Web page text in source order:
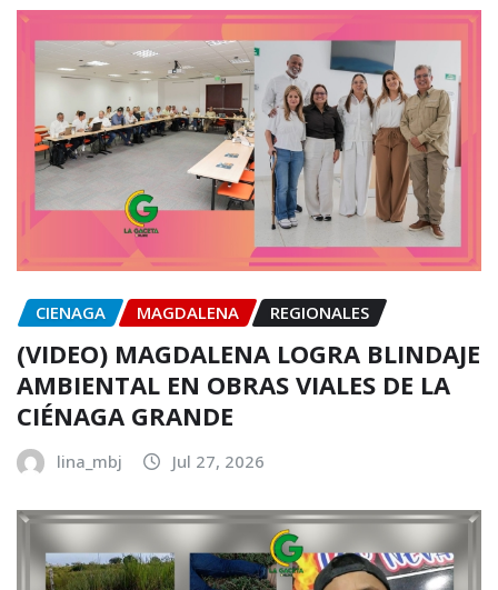
CIENAGA MAGDALENA REGIONALES
(VIDEO) MAGDALENA LOGRA BLINDAJE
AMBIENTAL EN OBRAS VIALES DE LA
CIÉNAGA GRANDE
lina_mbj Jul 27, 2026